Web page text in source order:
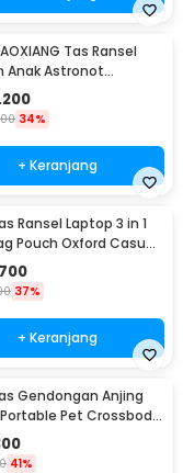
Tas Ransel
Anak Astronot
Multilayer - SC44
34%
+ Keranjang
Ransel Laptop 3 in 1
Pouch Oxford Casual
37%
+ Keranjang
Gendongan Anjing
Pet Crossbody
41%